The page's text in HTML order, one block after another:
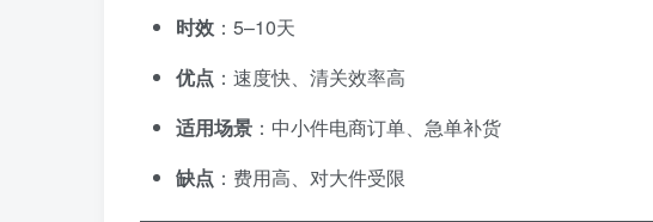
时效 ：5–10天
优点 ：速度快、清关效率高
适用场景 ：中小件电商订单、急单补货
缺点 ：费用高、对大件受限